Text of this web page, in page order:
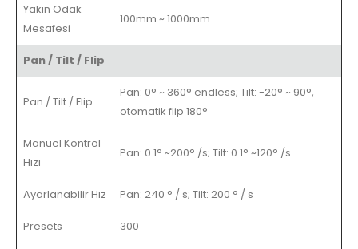
Yakın Odak
Mesafesi
100mm ~ 1000mm
Pan / Tilt / Flip
Pan / Tilt / Flip
Pan: 0° ~ 360° endless; Tilt: -20° ~ 90°,
otomatik flip 180°
Manuel Kontrol
Hızı
Pan: 0.1° ~200° /s; Tilt: 0.1° ~120° /s
Ayarlanabilir Hız Pan: 240 ° / s; Tilt: 200 ° / s
Presets 300